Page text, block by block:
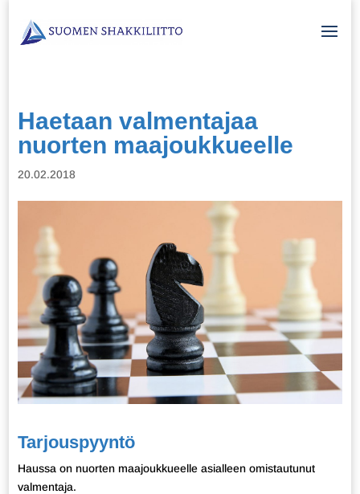
Haetaan valmentajaa
nuorten maajoukkueelle
20.02.2018
Tarjouspyyntö
Haussa on nuorten maajoukkueelle asialleen omistautunut
valmentaja.